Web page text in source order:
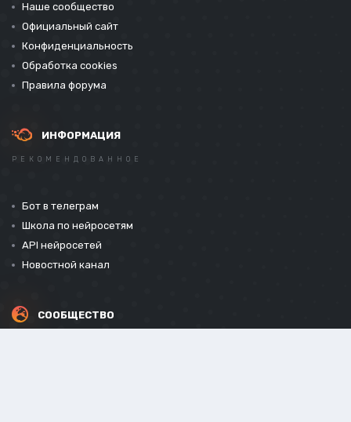
Наше сообщество
Официальный сайт
Конфиденциальность
Обработка cookies
Правила форума
ИНФОРМАЦИЯ
РЕКОМЕНДОВАННОЕ
Бот в телеграм
Школа по нейросетям
API нейросетей
Новостной канал
СООБЩЕСТВО